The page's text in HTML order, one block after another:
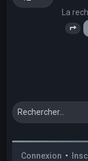
La
Connexion •